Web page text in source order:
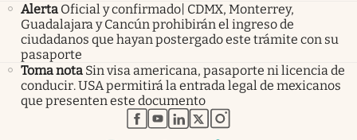
Alerta Oficial y confirmado| CDMX, Monterrey,
Guadalajara y Cancún prohibirán el ingreso de
ciudadanos que hayan postergado este trámite con su
pasaporte
Toma nota Sin visa americana, pasaporte ni licencia de
conducir. USA permitirá la entrada legal de mexicanos
que presenten este documento
abre en nueva pestaña
abre en nueva pestaña
abre en nueva pestaña
abre en nueva pestaña
abre en nueva pestaña